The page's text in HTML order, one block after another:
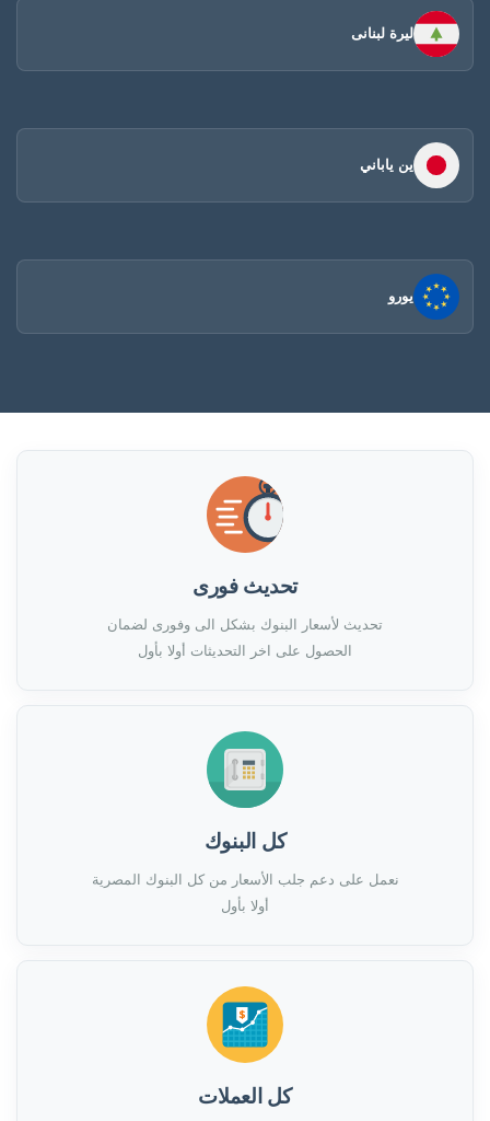
ليرة لبنانى
ين ياباني
يورو
تحديث فورى
تحديث لأسعار البنوك بشكل الى وفورى لضمان
الحصول على اخر التحديثات أولا بأول
كل البنوك
نعمل على دعم جلب الأسعار من كل البنوك المصرية
أولا بأول
كل العملات